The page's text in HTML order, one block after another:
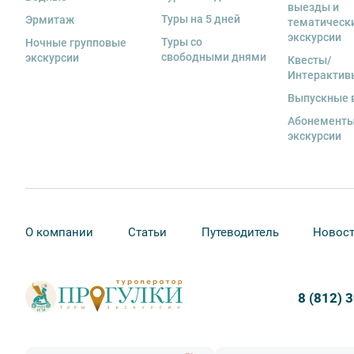
отмены экскурсии все денежные средства
9. На ряд экскурсий туроператор предоставляет в
сохранность оборудования во время проведения
экскурсанта. В случае утери или порчи
стоимость комплекта в размере 5500 руб. 00 коп.
Внимание! В составе экскурсионного маршрута
интерьеры могут быть недоступны по решению
Эрмитаж
Ночные групповые
экскурсии
Туры на 5 дней
Туры со
свободными днями
выезды и
экскурсии
Квесты/
Выпускные
экскурсии
О компании Статьи Путеводитель
8 (812)